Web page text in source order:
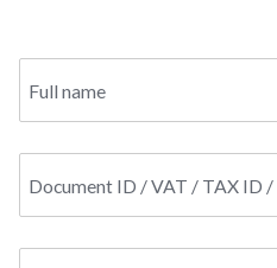
Full name
Document ID / VAT / TAX ID